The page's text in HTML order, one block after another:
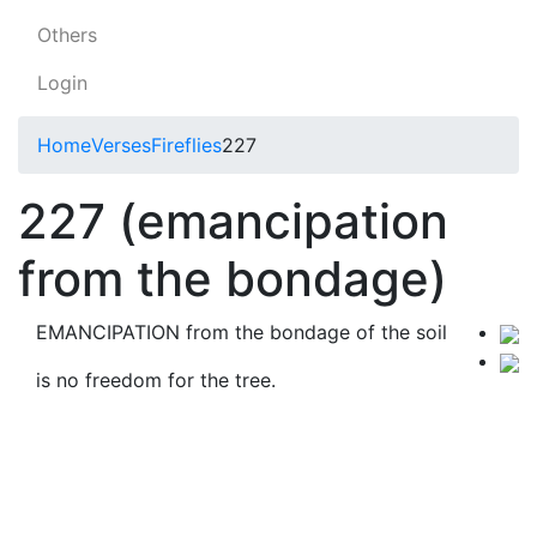
Others
Login
HomeVersesFireflies227
227 (emancipation
from the bondage)
EMANCIPATION from the bondage of the soil
is no freedom for the tree.